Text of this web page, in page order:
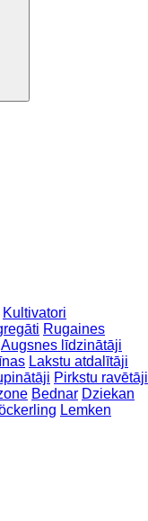
Kultivatori
Rugaines
Augsnes līdzinātāji
Lakstu atdalītāji
Pirkstu ravētāji
Bednar Dziekan
Lemken